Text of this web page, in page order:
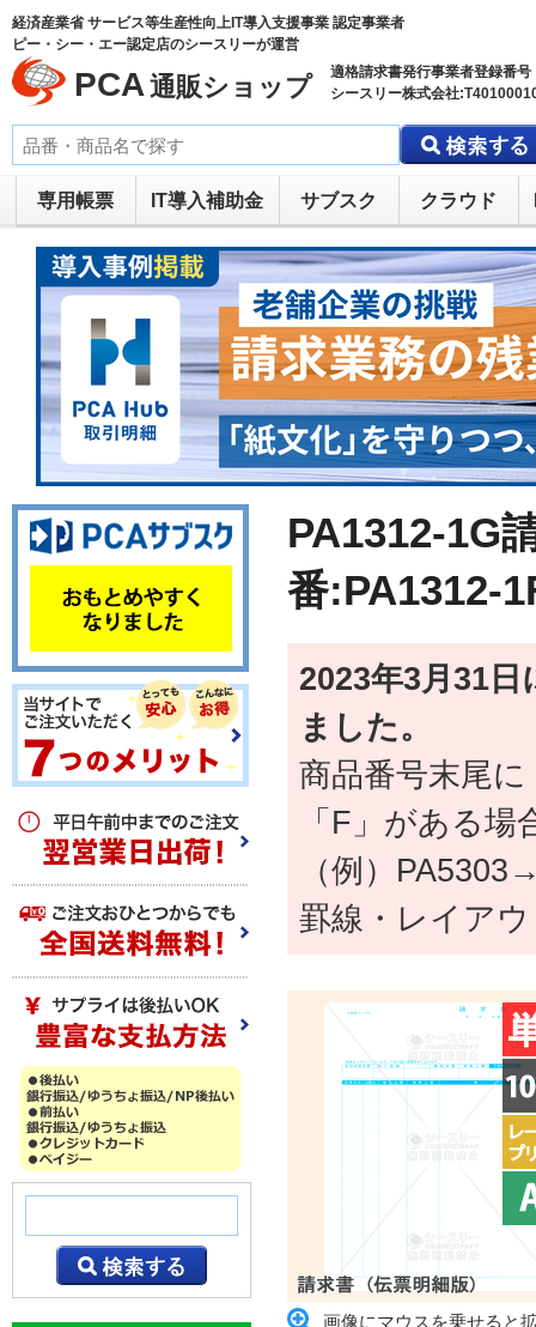
経済産業省 サービス等生産性向上IT導入支援事業 認定事業者
ピー・シー・エー認定店のシースリーが運営
PCA 通販ショップ
適格請求書発行事業者登録番号
シースリー株式会社
専用帳票 IT導入補助金 サブスク クラウド
PA1312-1G
番:PA1312-
2023年3月31
ました。
商品番号末尾
「F」がある
（例）
罫線・レイア
画像にマウスを乗せると